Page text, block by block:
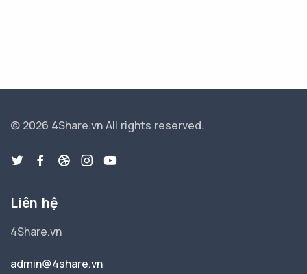
© 2026 4Share.vnAll rights reserved.
Liên hệ
4Share.vn
admin@4share.vn